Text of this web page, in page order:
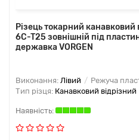
Різець токарний
6C-T25 зовнішній під
державка VORGEN
Виконання: Лівий Режуча
Тип різця: Канавковий відрізний